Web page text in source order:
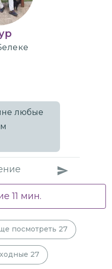
любые
11 мин.
посмотреть 27
27